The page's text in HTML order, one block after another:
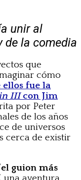
unir al
de la comedia
que
cómo
ellos fue la
IIIcon Jim
por Peter
de los años
de universos
cerca de existir
el guion más